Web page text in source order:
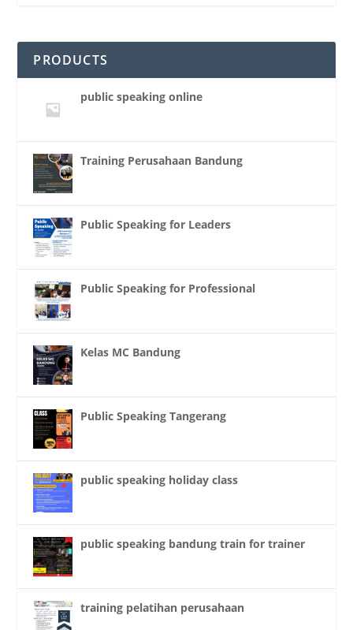
PRODUCTS
public speaking online
Training Perusahaan Bandung
Public Speaking for Leaders
Public Speaking for Professional
Kelas MC Bandung
Public Speaking Tangerang
public speaking holiday class
public speaking bandung train for trainer
training pelatihan perusahaan